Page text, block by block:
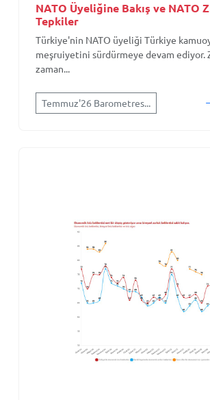
NATO Üyeliğine Bakış ve NATO
Tepkiler
Türkiye'nin NATO üyeliği Türkiye
meşruiyetini sürdürmeye devam ediyor.
zaman...
Temmuz'26 Barometres...